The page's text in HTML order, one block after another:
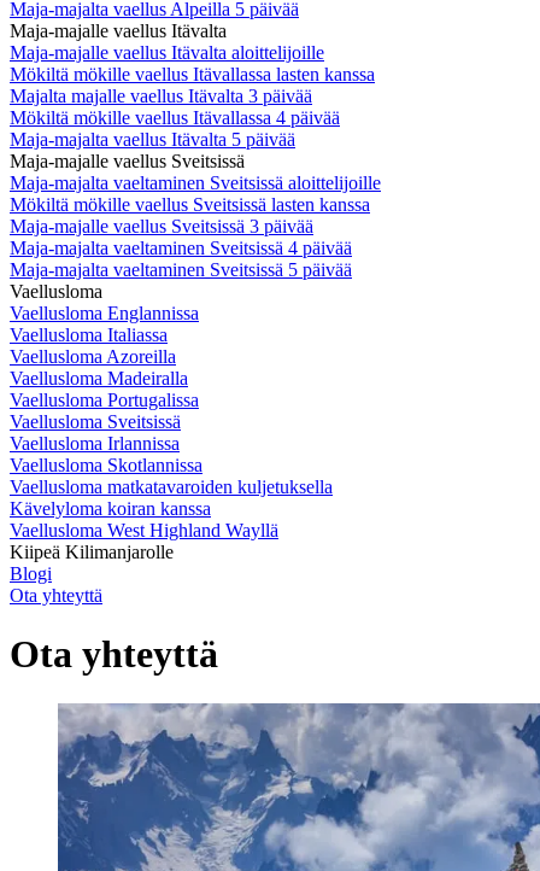
Maja-majalta vaellus Alpeilla 5 päivää
Maja-majalle vaellus Itävalta
Maja-majalle vaellus Itävalta aloittelijoille
Mökiltä mökille vaellus Itävallassa lasten kanssa
Majalta majalle vaellus Itävalta 3 päivää
Mökiltä mökille vaellus Itävallassa 4 päivää
Maja-majalta vaellus Itävalta 5 päivää
Maja-majalle vaellus Sveitsissä
Maja-majalta vaeltaminen Sveitsissä aloittelijoille
Mökiltä mökille vaellus Sveitsissä lasten kanssa
Maja-majalle vaellus Sveitsissä 3 päivää
Maja-majalta vaeltaminen Sveitsissä 4 päivää
Maja-majalta vaeltaminen Sveitsissä 5 päivää
Vaellusloma
Vaellusloma Englannissa
Vaellusloma Italiassa
Vaellusloma Azoreilla
Vaellusloma Madeiralla
Vaellusloma Portugalissa
Vaellusloma Sveitsissä
Vaellusloma Irlannissa
Vaellusloma Skotlannissa
Vaellusloma matkatavaroiden kuljetuksella
Kävelyloma koiran kanssa
Vaellusloma West Highland Wayllä
Kiipeä Kilimanjarolle
Blogi
Ota yhteyttä
Ota yhteyttä